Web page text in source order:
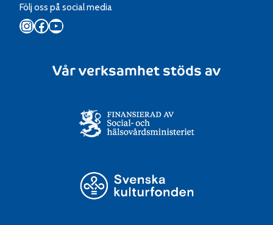
Följ oss på social media
Instagram
Facebook
YouTube
Vår verksamhet stöds av